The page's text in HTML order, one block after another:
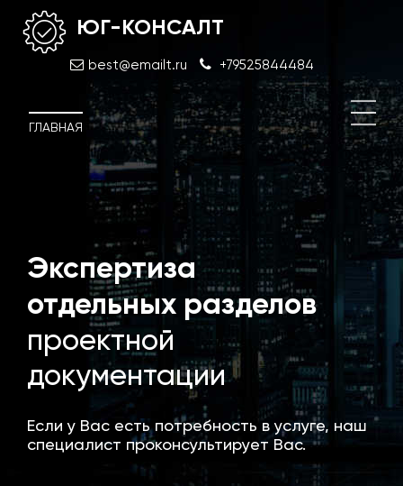
ЮГ-КОНСАЛТ
best@emailt.ru +79525844484
ГЛАВНАЯ
Экспертиза
отдельных разделов
проектной
документации
и
Если у Вас есть потребность в услуге, наш
специалист проконсультирует Вас.